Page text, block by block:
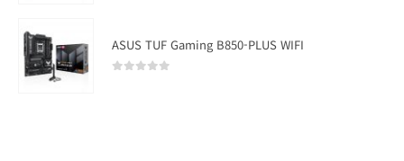
ASUS TUF Gaming B850-PLUS WIFI